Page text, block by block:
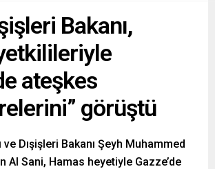
Bakanı,
ateşkes
görüştü
ve Dışişleri Bakanı Şeyh Muhammed
Al Sani, Hamas heyetiyle Gazze’de